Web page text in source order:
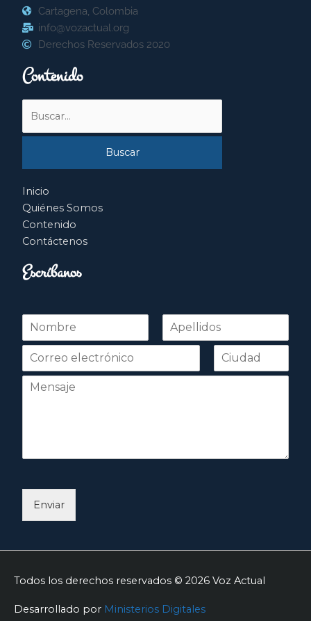
Cartagena, Colombia
info@vozactual.org
Derechos Reservados 2020
Contenido
por:
Inicio
Quiénes Somos
Contenido
Contáctenos
Escríbanos
N
m
r
Nombre Apellidos
Enviar
Todos los derechos reservados © 2026 Voz Actual
Desarrollado por Ministerios Digitales